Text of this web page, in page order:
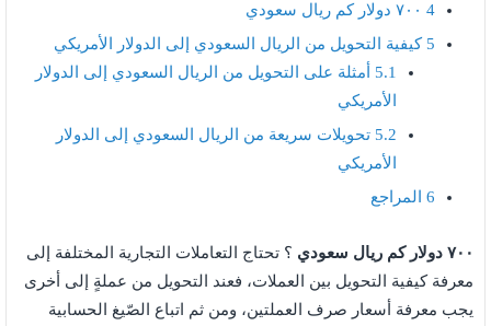
4
5كيفية التحويل من الريال السعودي إلى الدولار الأمريكي
5.1 أمثلة على التحويل من الريال السعودي إلى الدولار
الأمريكي
5.2 تحويلات سريعة من الريال السعودي إلى الدولار
الأمريكي
6 المراجع
٧٠٠ دولار كم ريال سعودي
؟ تحتاج التعاملات التجارية المختلفة إلى
معرفة كيفية التحويل بين العملات، فعند التحويل من عملةٍ إلى أخرى
يجب معرفة أسعار صرف العملتين، ومن ثم اتباع الصّيغ الحسابية